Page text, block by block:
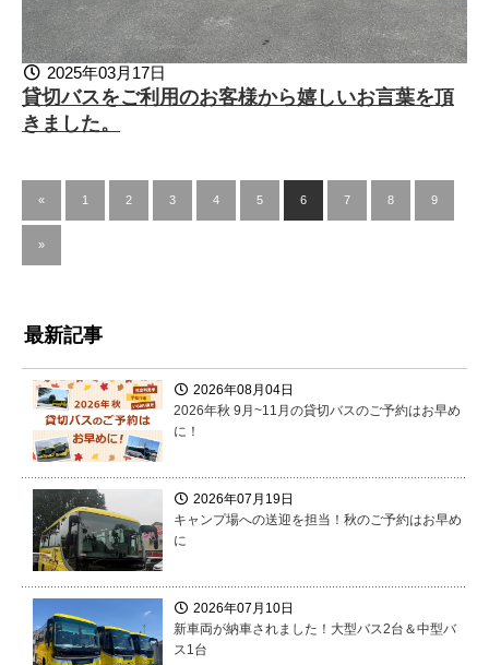
2025年03月17日
貸切バスをご利用のお客様から嬉しいお言葉を頂
きました。
« 1 2 3 4 5 6 7 8 9
»
最新記事
2026年08月04日
2026年秋 9月~11月の貸切バスのご予約はお早め
に！
2026年07月19日
キャンプ場への送迎を担当！秋のご予約はお早め
に
2026年07月10日
新車両が納車されました！大型バス2台＆中型バ
ス1台